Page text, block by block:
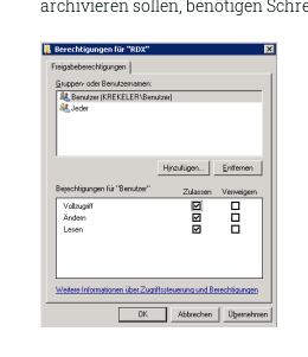
archivieren sollen, benötigen